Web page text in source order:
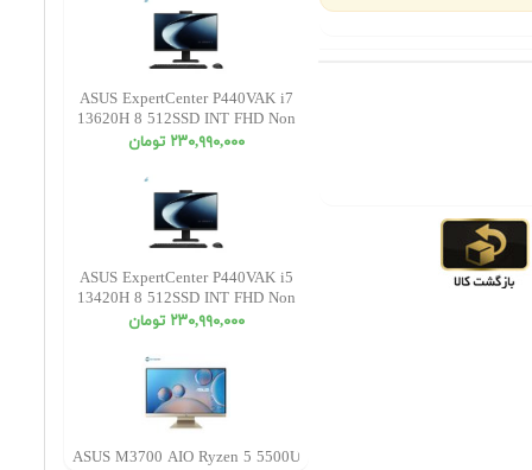
ASUS ExpertCenter P440VAK i7
13620H 8 512SSD INT FHD Non
Touch
٢٣٠,٩٩٠,٠٠٠ تومان
ASUS ExpertCenter P440VAK i5
13420H 8 512SSD INT FHD Non
Touch
٢٣٠,٩٩٠,٠٠٠ تومان
ASUS M3700 AIO Ryzen 5 5500U